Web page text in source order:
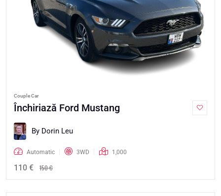
Couple Car
Închiriază Ford Mustang
By Dorin Leu
Automatic 3WD 1,000
110 € 150 €